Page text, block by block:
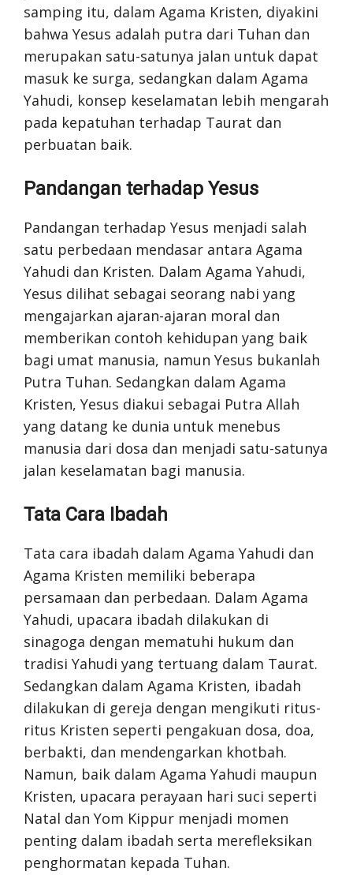
samping itu, dalam Agama Kristen, diyakini
bahwa Yesus adalah putra dari Tuhan dan
merupakan satu-satunya jalan untuk dapat
masuk ke surga, sedangkan dalam Agama
Yahudi, konsep keselamatan lebih mengarah
pada kepatuhan terhadap Taurat dan
perbuatan baik.
Pandangan terhadap Yesus
Pandangan terhadap Yesus menjadi salah
satu perbedaan mendasar antara Agama
Yahudi dan Kristen. Dalam Agama Yahudi,
Yesus dilihat sebagai seorang nabi yang
mengajarkan ajaran-ajaran moral dan
memberikan contoh kehidupan yang baik
bagi umat manusia, namun Yesus bukanlah
Putra Tuhan. Sedangkan dalam Agama
Kristen, Yesus diakui sebagai Putra Allah
yang datang ke dunia untuk menebus
manusia dari dosa dan menjadi satu-satunya
jalan keselamatan bagi manusia.
Tata Cara Ibadah
Tata cara ibadah dalam Agama Yahudi dan
Agama Kristen memiliki beberapa
persamaan dan perbedaan. Dalam Agama
Yahudi, upacara ibadah dilakukan di
sinagoga dengan mematuhi hukum dan
tradisi Yahudi yang tertuang dalam Taurat.
Sedangkan dalam Agama Kristen, ibadah
dilakukan di gereja dengan mengikuti ritus-
ritus Kristen seperti pengakuan dosa, doa,
berbakti, dan mendengarkan khotbah.
Namun, baik dalam Agama Yahudi maupun
Kristen, upacara perayaan hari suci seperti
Natal dan Yom Kippur menjadi momen
penting dalam ibadah serta merefleksikan
penghormatan kepada Tuhan.